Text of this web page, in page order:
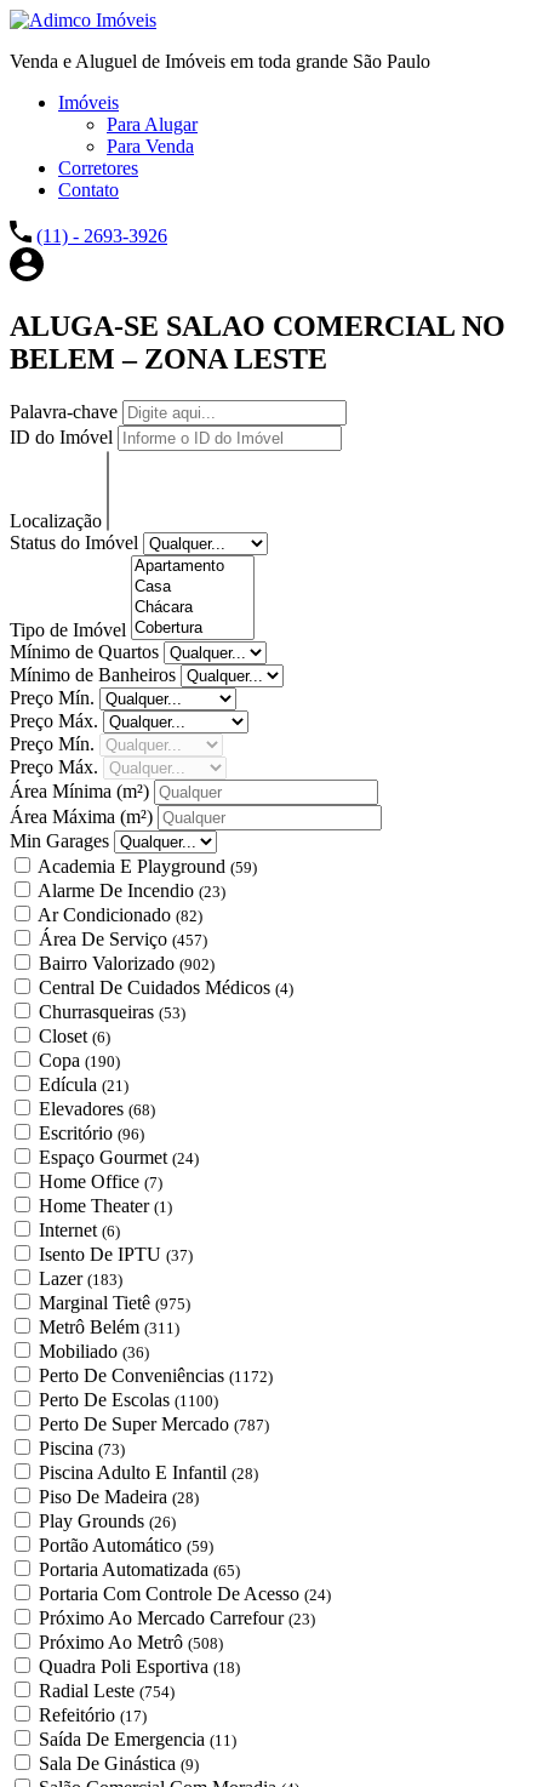
Venda e Aluguel de Imóveis em toda grande São Paulo
Imóveis
Para Alugar
Para Venda
Corretores
Contato
(11) - 2693-3926
ALUGA-SE SALAO COMERCIAL NO
BELEM – ZONA LESTE
Palavra-chave
ID do Imóvel
Localização
Status do Imóvel
Tipo de Imóvel
Mínimo de Quartos
Mínimo de Banheiros
Preço Mín.
Preço Máx.
Preço Mín.
Preço Máx.
Área Mínima (m²)
Área Máxima (m²)
Min Garages
Academia E Playground (59)
Alarme De Incendio (23)
Ar Condicionado (82)
Área De Serviço (457)
Bairro Valorizado (902)
Central De Cuidados Médicos (4)
Churrasqueiras (53)
Closet (6)
Copa (190)
Edícula (21)
Elevadores (68)
Escritório (96)
Espaço Gourmet (24)
Home Office (7)
Home Theater (1)
Internet (6)
Isento De IPTU (37)
Lazer (183)
Marginal Tietê (975)
Metrô Belém (311)
Mobiliado (36)
Perto De Conveniências (1172)
Perto De Escolas (1100)
Perto De Super Mercado (787)
Piscina (73)
Piscina Adulto E Infantil (28)
Piso De Madeira (28)
Play Grounds (26)
Portão Automático (59)
Portaria Automatizada (65)
Portaria Com Controle De Acesso (24)
Próximo Ao Mercado Carrefour (23)
Próximo Ao Metrô (508)
Quadra Poli Esportiva (18)
Radial Leste (754)
Refeitório (17)
Saída De Emergencia (11)
Sala De Ginástica (9)